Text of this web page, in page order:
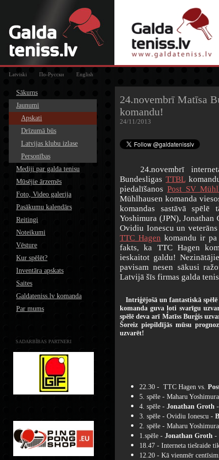
Latviski По-Русски English
Sākums
Jaunumi
Apskati
Drīzumā būs
Latvijas klubu izlase
Personības
Mediji par galda tenisu
Mūsējie ārzemēs
Foto, Video galerija
Pasākumu kalendārs
Reitingi
Noteikumi
Vēsture
Kur spēlēt?
Inventāra apskats
Saites
Galdateniss.lv komanda
Par mums
SADARBĪBAS PARTNERI
24.novembrī Matīsa
komandu!
24/11/2013
24.novembrī
Bundesligas TTBL
piedalīšanos Post SV
Mühlhausen komanda
komandas sastāvā
Yoshimura (JPN),
Ovidiu Ionescu un
TTC Hagen komandu ir pa
fakts, ka TTC Hagen
ieskaitot galdu!
pavisam nesen sākusi
Latvijā šīs firmas galda
Intriģējošā un fantastiskā
komanda guva ļoti svarīgu
spēlē deva arī Matīss Burģis
Šoreiz piepildījās mūsu
uzvarēt!
22.30 - TTC Hagen vs.
5. spēle - Maharu
4. spēle - Jonathan Groth
3. spēle - Ovidiu Ionescu -
2. spēle - Maharu
1.spēle - Jonathan Groth -
18.47 - Interneta tiešraide
12.20 - Kā vienmēr